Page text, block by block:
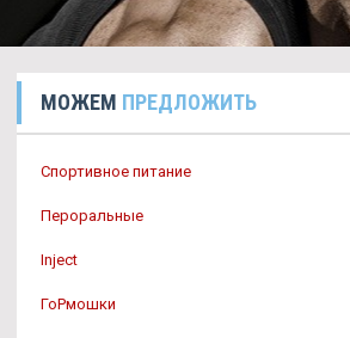
МОЖЕМ ПРЕДЛОЖИТЬ
Спортивное питание
Пероральные
Inject
ГоРмошки